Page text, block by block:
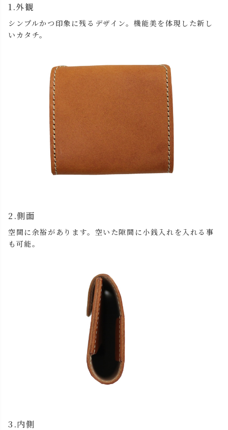
1.外観
シンプルかつ印象に残るデザイン。機能美を体現した新し
いカタチ。
2.側面
空間に余裕があります。空いた隙間に小銭入れを入れる事
も可能。
3.内側